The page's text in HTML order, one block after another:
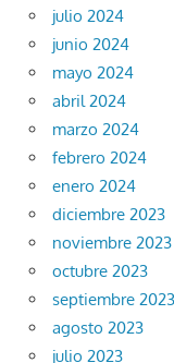
julio 2024
junio 2024
mayo 2024
abril 2024
marzo 2024
febrero 2024
enero 2024
diciembre 2023
noviembre 2023
octubre 2023
septiembre 2023
agosto 2023
julio 2023